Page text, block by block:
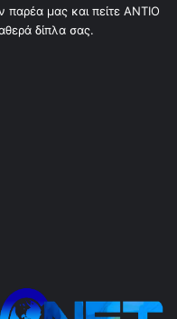
παρέα μας και πείτε ΑΝΤΙΟ
δίπλα σας.